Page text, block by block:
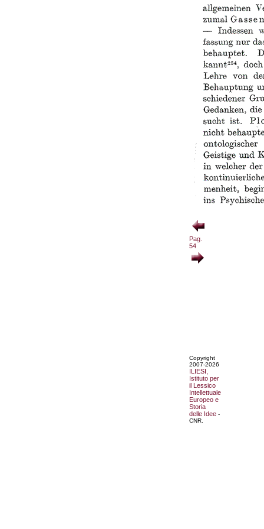
Pag.
54
Copyright
2007-2026
ILIESI,
Istituto per
il Lessico
Intellettuale
Europeo e
Storia
delle Idee -
CNR.